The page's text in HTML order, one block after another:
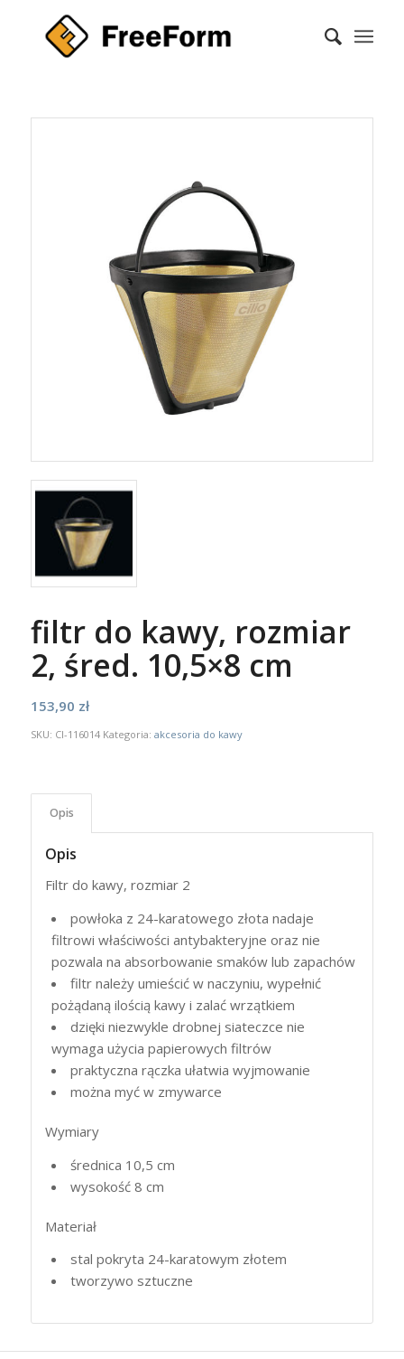
filtr do kawy, rozmiar
2, śred. 10,5×8 cm
153,90 zł
SKU: CI-116014 Kategoria: akcesoria do kawy
Opis
Opis
Filtr do kawy, rozmiar 2
powłoka z 24-karatowego złota nadaje
filtrowi właściwości antybakteryjne oraz nie
pozwala na absorbowanie smaków lub zapachów
filtr należy umieścić w naczyniu, wypełnić
pożądaną ilością kawy i zalać wrzątkiem
dzięki niezwykle drobnej siateczce nie
wymaga użycia papierowych filtrów
praktyczna rączka ułatwia wyjmowanie
można myć w zmywarce
Wymiary
średnica 10,5 cm
wysokość 8 cm
Materiał
stal pokryta 24-karatowym złotem
tworzywo sztuczne